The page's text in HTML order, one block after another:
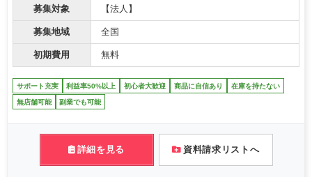
募集対象 【法人】
募集地域 全国
初期費用 無料
サポート充実 利益率50%以上 初心者大歓迎 商品に自信あり 在庫を持たない
無店舗可能 副業でも可能
詳細を見る 資料請求リストへ